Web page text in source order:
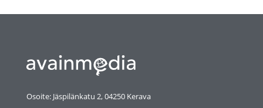
Osoite: Jäspilänkatu 2, 04250 Kerava